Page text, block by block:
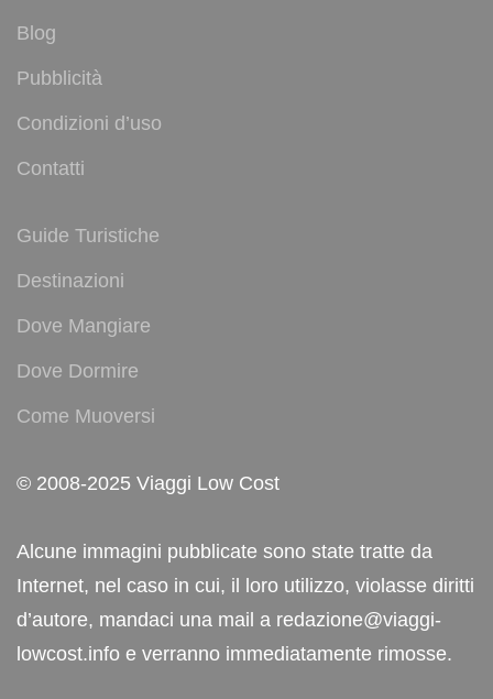
Blog
Pubblicità
Condizioni d’uso
Contatti
Guide Turistiche
Destinazioni
Dove Mangiare
Dove Dormire
Come Muoversi
© 2008-2025 Viaggi Low Cost
Alcune immagini pubblicate sono state tratte da
Internet, nel caso in cui, il loro utilizzo, violasse diritti
d’autore, mandaci una mail a redazione@viaggi-
lowcost.info e verranno immediatamente rimosse.